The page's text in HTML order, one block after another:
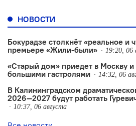
НОВОСТИ
Бокурадзе столкнëт «реальное и
премьере «Жили-были»
19:20, 06
«Старый дом» приедет в Москву и
большими гастролями
14:32, 06
В Калининградском
2026—2027 будут работать
10:37, 06 августа